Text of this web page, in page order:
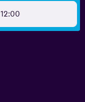
12:00